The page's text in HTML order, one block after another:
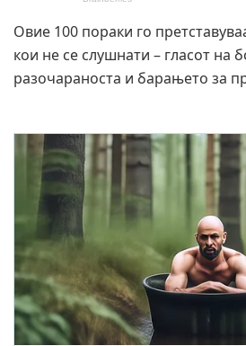
Овие 100 пораки го
кои не се слушнати – гласот на
разочараноста и барањето за